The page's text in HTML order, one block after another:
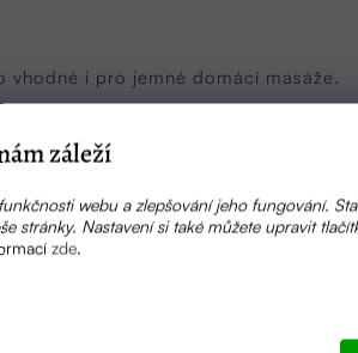
záleží
webu a zlepšování jeho fungování.
stránky. Nastavení si také můžete upravit
zde.
vhodné i pro jemné domácí masáže.
vlasů nebo jako zábal před mytím.
Citrus Grandis Peel Oil,